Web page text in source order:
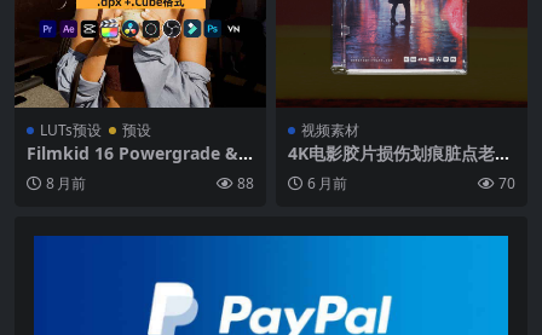
LUTs预设 预设
Filmkid 16 Powergrade & L
UT胶片调色包 复古16mm模
拟电影感色彩分级预设达芬奇
素材+视频教程
8 月前 88
视频素材
4K电影胶片损伤划痕脏点老电
影效果视频叠加素材PR/AE/达
芬奇通用 Dopamine Frame
6 月前 70